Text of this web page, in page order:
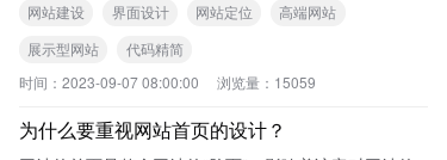
网站建设 界面设计 网站定位
高端网站
展示型网站
代码精简
时间： 2023-09-07 08:00:00 浏览量： 15059
为什么要重视网站首页的设计？